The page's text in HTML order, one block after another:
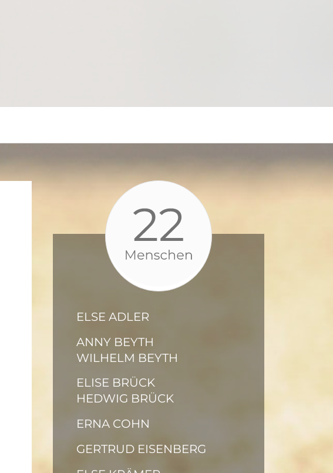
ELSE ADLER
ANNY BEYTH
WILHELM BEYTH
ELISE BRÜCK
HEDWIG BRÜCK
ERNA COHN
GERTRUD EISENBERG